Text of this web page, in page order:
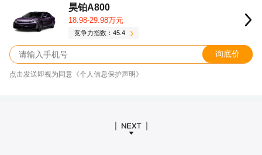
昊铂A800
18.98-29.98万元
竞争力指数：45.4
询底价
点击发送即视为同意《个人信息保护声明》